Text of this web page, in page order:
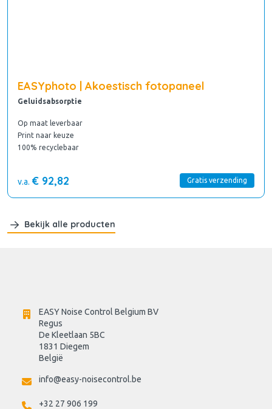
EASYphoto | Akoestisch fotopaneel
Geluidsabsorptie
Op maat leverbaar
Print naar keuze
100% recyclebaar
Gratis verzending
v.a. € 92,82
Bekijk alle producten
EASY Noise Control Belgium BV
Regus
De Kleetlaan 5BC
1831 Diegem
België
info@easy-noisecontrol.be
+32 27 906 199